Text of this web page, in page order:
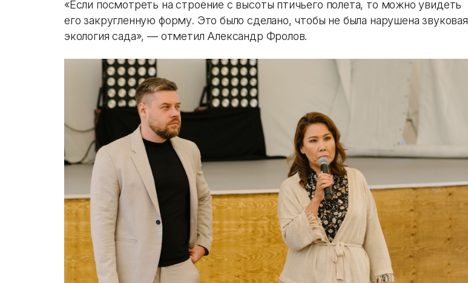
«‎Если посмотреть на строение с высоты птичьего полета, то можно увидеть
его закругленную форму. Это было сделано, чтобы не была нарушена звуковая
экология сада», — отметил Александр Фролов.